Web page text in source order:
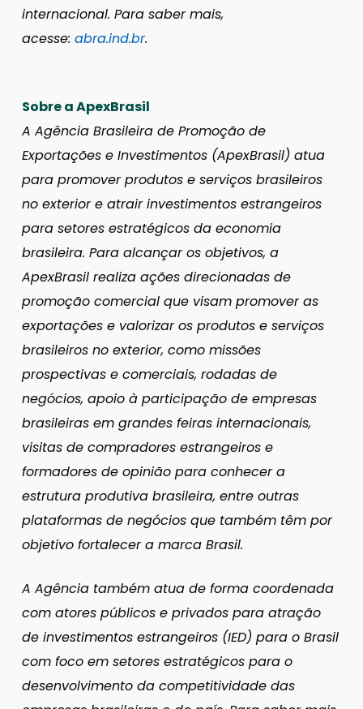
internacional. Para saber mais,
acesse: abra.ind.br.
Sobre a ApexBrasil
A Agência Brasileira de Promoção de
Exportações e Investimentos (ApexBrasil) atua
para promover produtos e serviços brasileiros
no exterior e atrair investimentos estrangeiros
para setores estratégicos da economia
brasileira. Para alcançar os objetivos, a
ApexBrasil realiza ações direcionadas de
promoção comercial que visam promover as
exportações e valorizar os produtos e serviços
brasileiros no exterior, como missões
prospectivas e comerciais, rodadas de
negócios, apoio à participação de empresas
brasileiras em grandes feiras internacionais,
visitas de compradores estrangeiros e
formadores de opinião para conhecer a
estrutura produtiva brasileira, entre outras
plataformas de negócios que também têm por
objetivo fortalecer a marca Brasil.
A Agência também atua de forma coordenada
com atores públicos e privados para atração
de investimentos estrangeiros (IED) para o Brasil
com foco em setores estratégicos para o
desenvolvimento da competitividade das